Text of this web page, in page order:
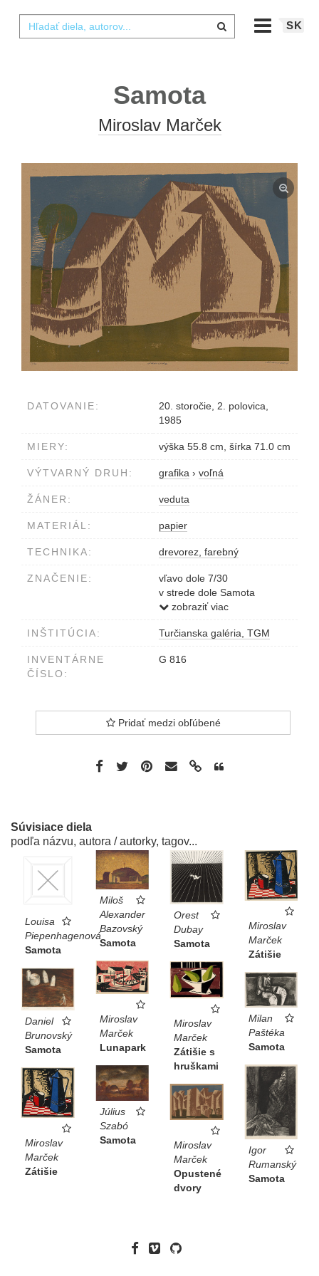
SK
Samota
Miroslav Marček
DATOVANIE:
20. storočie, 2. polovica,
1985
MIERY: výška 55.8 cm, šírka 71.0 cm
VÝTVARNÝ DRUH: grafika › voľná
ŽÁNER: veduta
MATERIÁL: papier
TECHNIKA: drevorez, farebný
ZNAČENIE:
vľavo dole 7/30
v strede dole Samota
vpravo dole Marček
zobraziť viac
INŠTITÚCIA: Turčianska galéria, TGM
INVENTÁRNE
ČÍSLO:
G 816
Pridať medzi obľúbené
Súvisiace diela
podľa názvu, autora / autorky, tagov...
Louisa
Piepenhagenová
Samota
Miloš
Alexander
Bazovský
Samota
Orest
Dubay
Samota
Miroslav
Marček
Zátišie
Miroslav
Marček
Lunapark
Miroslav
Marček
Zátišie s
hruškami
Daniel
Brunovský
Samota
Milan
Paštéka
Samota
Igor
Rumanský
Samota
Július
Szabó
Samota
Miroslav
Marček
Zátišie
Miroslav
Marček
Opustené
dvory